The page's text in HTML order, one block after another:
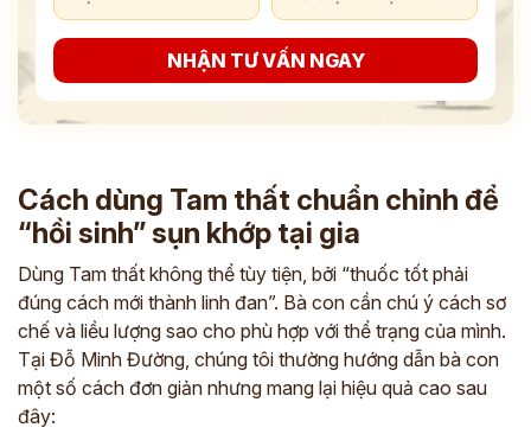
NHẬN TƯ VẤN NGAY
Cách dùng Tam thất chuẩn chỉnh để
“hồi sinh” sụn khớp tại gia
Dùng Tam thất không thể tùy tiện, bởi “thuốc tốt phải
đúng cách mới thành linh đan”. Bà con cần chú ý cách sơ
chế và liều lượng sao cho phù hợp với thể trạng của mình.
Tại Đỗ Minh Đường, chúng tôi thường hướng dẫn bà con
một số cách đơn giản nhưng mang lại hiệu quả cao sau
đây: